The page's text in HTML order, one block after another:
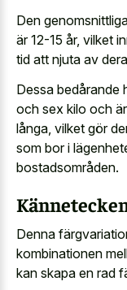
Den
är 12-15 år, vilket
tid att njuta av
Dessa bedårande
och sex kilo och
långa, vilket gör
som bor i
bostadsområden.
Denna
kombinationen
kan skapa en rad